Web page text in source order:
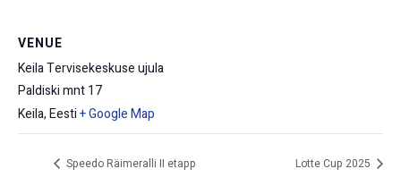
VENUE
Keila Tervisekeskuse ujula
Paldiski mnt 17
Keila,Eesti+ Google Map
Speedo Räimeralli II etapp Lotte Cup 2025